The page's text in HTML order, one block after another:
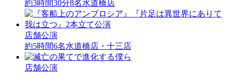
約3時間30分8名水道橋店
店舗公演
約5時間6名水道橋店・十三店
店舗公演